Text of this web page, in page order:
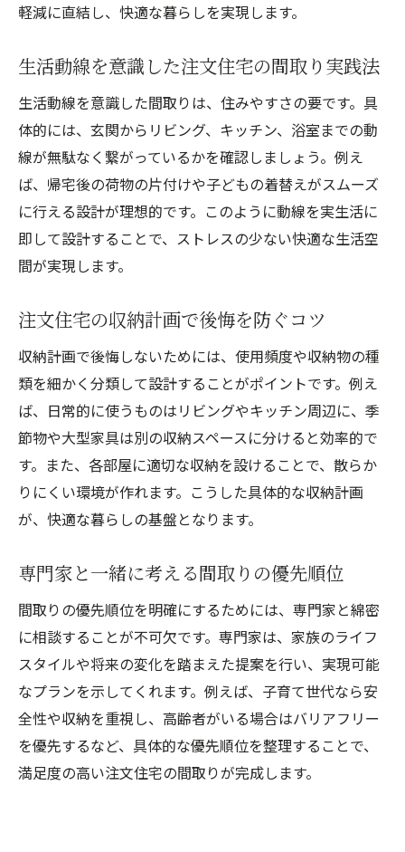
軽減に直結し、快適な暮らしを実現します。
生活動線を意識した注文住宅の間取り実践法
生活動線を意識した間取りは、住みやすさの要です。具
体的には、玄関からリビング、キッチン、浴室までの動
線が無駄なく繋がっているかを確認しましょう。例え
ば、帰宅後の荷物の片付けや子どもの着替えがスムーズ
に行える設計が理想的です。このように動線を実生活に
即して設計することで、ストレスの少ない快適な生活空
間が実現します。
注文住宅の収納計画で後悔を防ぐコツ
収納計画で後悔しないためには、使用頻度や収納物の種
類を細かく分類して設計することがポイントです。例え
ば、日常的に使うものはリビングやキッチン周辺に、季
節物や大型家具は別の収納スペースに分けると効率的で
す。また、各部屋に適切な収納を設けることで、散らか
りにくい環境が作れます。こうした具体的な収納計画
が、快適な暮らしの基盤となります。
専門家と一緒に考える間取りの優先順位
間取りの優先順位を明確にするためには、専門家と綿密
に相談することが不可欠です。専門家は、家族のライフ
スタイルや将来の変化を踏まえた提案を行い、実現可能
なプランを示してくれます。例えば、子育て世代なら安
全性や収納を重視し、高齢者がいる場合はバリアフリー
を優先するなど、具体的な優先順位を整理することで、
満足度の高い注文住宅の間取りが完成します。